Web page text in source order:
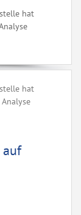
hat
hat
auf